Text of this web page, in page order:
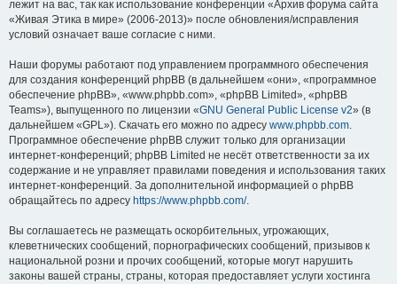
лежит на вас, так как использование конференции «Архив форума сайта
«Живая Этика в мире» (2006-2013)» после обновления/исправления
условий означает ваше согласие с ними.
Наши форумы работают под управлением программного обеспечения
для создания конференций phpBB (в дальнейшем «они», «программное
обеспечение phpBB», «www.phpbb.com», «phpBB Limited», «phpBB
Teams»), выпущенного по лицензии «GNU General Public License v2» (в
дальнейшем «GPL»). Скачать его можно по адресу www.phpbb.com.
Программное обеспечение phpBB служит только для организации
интернет-конференций; phpBB Limited не несёт ответственности за их
содержание и не управляет правилами поведения и использования таких
интернет-конференций. За дополнительной информацией о phpBB
обращайтесь по адресу https://www.phpbb.com/.
Вы соглашаетесь не размещать оскорбительных, угрожающих,
клеветнических сообщений, порнографических сообщений, призывов к
национальной розни и прочих сообщений, которые могут нарушить
законы вашей страны, страны, которая предоставляет услуги хостинга